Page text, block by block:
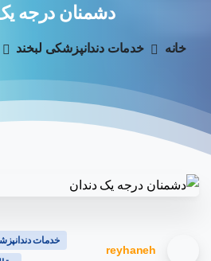
دشمنان درجه
خانه خدمات دندانپزشکی لبخند
reyhaneh
خدمات